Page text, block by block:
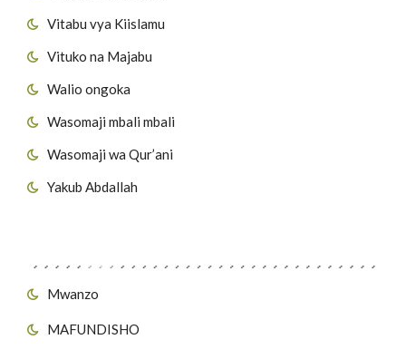
Vitabu vya Kiislamu
Vituko na Majabu
Walio ongoka
Wasomaji mbali mbali
Wasomaji wa Qur’ani
Yakub Abdallah
Mwanzo
MAFUNDISHO